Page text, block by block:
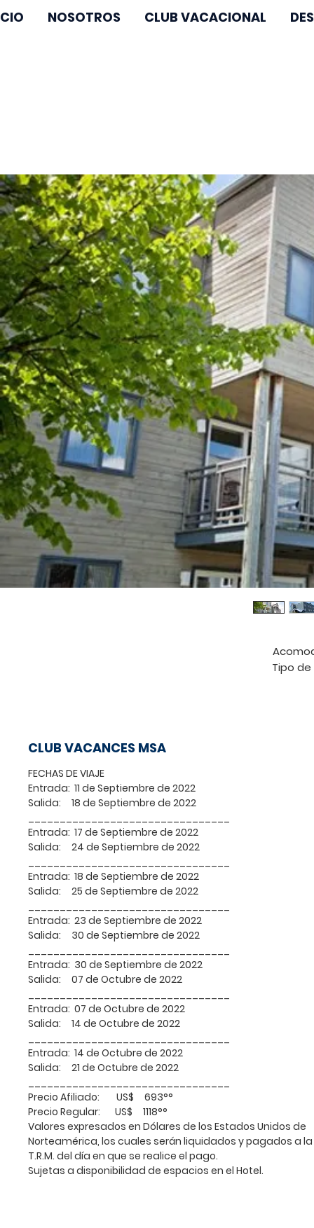
Tipo
río St. Lawrence.
restaurantes y cruceros
campos de golf, Viejo
de verano hay
los senderos y
CLUB VACANCES MSA
FECHAS DE VIAJE
Entrada: 11 de Septiembre de 2022
Salida: 18 de Septiembre de 2022
Entrada: 17 de Septiembre de 2022
Salida: 24 de Septiembre de 2022
Entrada: 18 de Septiembre de 2022
Salida: 25 de Septiembre de 2022
Entrada: 23 de Septiembre de 2022
Salida: 30 de Septiembre de 2022
Entrada: 30 de Septiembre de 2022
Salida: 07 de Octubre de 2022
Entrada: 07 de Octubre de 2022
Salida: 14 de Octubre de 2022
Entrada: 14 de Octubre de 2022
Salida: 21 de Octubre de 2022
Precio Afiliado: US$ 693°°
Precio Regular: US$ 1118°°
Valores expresados en Dólares de los Estados Unidos de
Norteamérica, los cuales serán liquidados y pagados a la
T.R.M. del día en que se realice el pago.
Sujetas a disponibilidad de espacios en el Hotel.
NOSOTROS CLUB VACACIONAL